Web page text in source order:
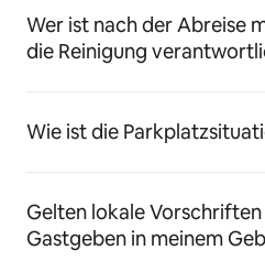
Wer ist nach der Abreise
die Reinigung
Wie ist die
Gelten lokale
Gastgeben in meinem